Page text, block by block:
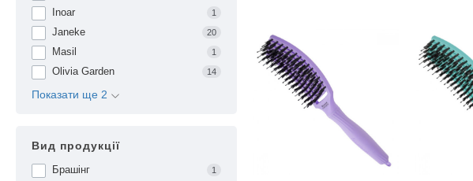
Inoar 1
Janeke 20
Masil 1
Olivia Garden 14
Показати ще 2
Вид продукції
Брашінг 1